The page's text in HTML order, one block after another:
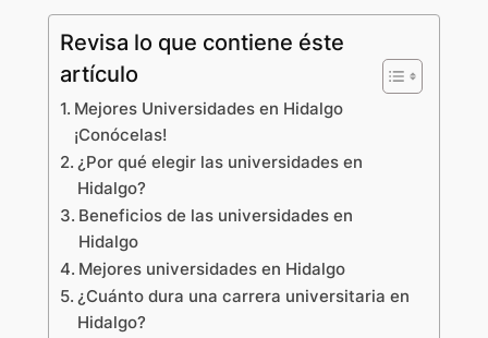
Revisa lo que contiene éste
artículo
Mejores Universidades en Hidalgo
¡Conócelas!
¿Por qué elegir las universidades en
Hidalgo?
Beneficios de las universidades en
Hidalgo
Mejores universidades en Hidalgo
¿Cuánto dura una carrera universitaria en
Hidalgo?